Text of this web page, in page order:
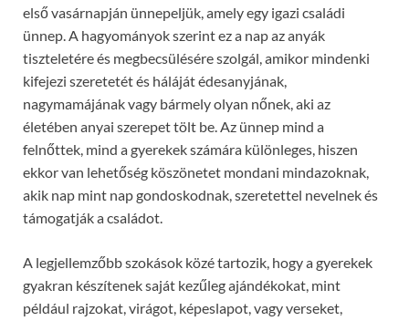
első vasárnapján ünnepeljük, amely egy igazi családi
ünnep. A hagyományok szerint ez a nap az anyák
tiszteletére és megbecsülésére szolgál, amikor mindenki
kifejezi szeretetét és háláját édesanyjának,
nagymamájának vagy bármely olyan nőnek, aki az
életében anyai szerepet tölt be. Az ünnep mind a
felnőttek, mind a gyerekek számára különleges, hiszen
ekkor van lehetőség köszönetet mondani mindazoknak,
akik nap mint nap gondoskodnak, szeretettel nevelnek és
támogatják a családot.
A legjellemzőbb szokások közé tartozik, hogy a gyerekek
gyakran készítenek saját kezűleg ajándékokat, mint
például rajzokat, virágot, képeslapot, vagy verseket,